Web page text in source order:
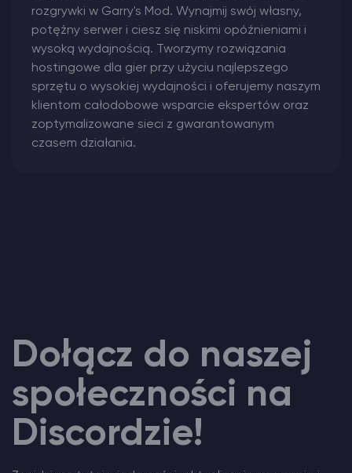
rozgrywki w Garry's Mod. Wynajmij swój własny,
potężny serwer i ciesz się niskimi opóźnieniami i
wysoką wydajnością. Tworzymy rozwiązania
hostingowe dla gier przy użyciu najlepszego
sprzętu o wysokiej wydajności i oferujemy naszym
klientom całodobowe wsparcie ekspertów oraz
zoptymalizowane sieci z gwarantowanym
czasem działania.
Dołącz do naszej
społeczności na
Discordzie!